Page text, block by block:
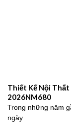
Thiết Kế Nội Thất
2026NM680
Trong những năm
ngày